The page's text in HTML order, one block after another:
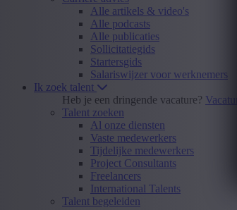
Alle artikels & video's
Alle podcasts
Alle publicaties
Sollicitatiegids
Startersgids
Salariswijzer voor werknemers
Ik zoek talent
Heb je een dringende vacature?
Talent zoeken
Al onze diensten
Vaste medewerkers
Tijdelijke medewerkers
Project Consultants
Freelancers
International Talents
Talent begeleiden